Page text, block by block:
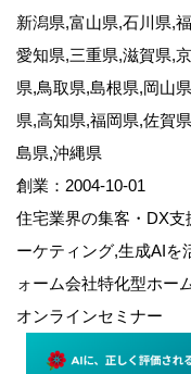
新潟県,富山県,石川県,
愛知県,三重県,滋賀県,
県,鳥取県,島根県,岡山
県,高知県,福岡県,佐賀
島県,沖縄県
創業：2004-10-01
住宅業界の集客・DX
ーケティング,生成AIを
ォーム会社特化型ホー
オンラインセミナー